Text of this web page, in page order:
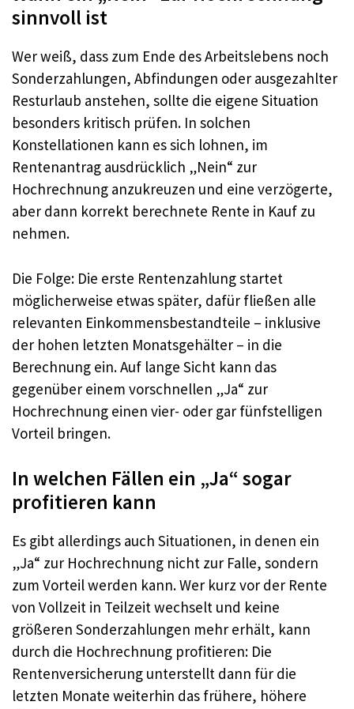
sinnvoll ist
Wer weiß, dass zum Ende des Arbeitslebens noch
Sonderzahlungen, Abfindungen oder ausgezahlter
Resturlaub anstehen, sollte die eigene Situation
besonders kritisch prüfen. In solchen
Konstellationen kann es sich lohnen, im
Rentenantrag ausdrücklich „Nein“ zur
Hochrechnung anzukreuzen und eine verzögerte,
aber dann korrekt berechnete Rente in Kauf zu
nehmen.
Die Folge: Die erste Rentenzahlung startet
möglicherweise etwas später, dafür fließen alle
relevanten Einkommensbestandteile – inklusive
der hohen letzten Monatsgehälter – in die
Berechnung ein. Auf lange Sicht kann das
gegenüber einem vorschnellen „Ja“ zur
Hochrechnung einen vier- oder gar fünfstelligen
Vorteil bringen.
In welchen Fällen ein „Ja“ sogar
profitieren kann
Es gibt allerdings auch Situationen, in denen ein
„Ja“ zur Hochrechnung nicht zur Falle, sondern
zum Vorteil werden kann. Wer kurz vor der Rente
von Vollzeit in Teilzeit wechselt und keine
größeren Sonderzahlungen mehr erhält, kann
durch die Hochrechnung profitieren: Die
Rentenversicherung unterstellt dann für die
letzten Monate weiterhin das frühere, höhere